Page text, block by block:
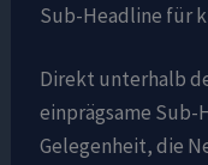
Sub-Headline für
Direkt unterhalb
einprägsame Sub-
Gelegenheit, die